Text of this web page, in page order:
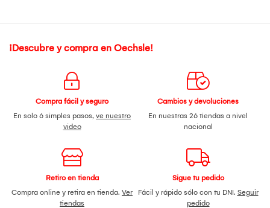
¡Descubre y compra en Oechsle!
Compra fácil y seguro
En solo 6 simples pasos, ve nuestro
video
Cambios y devoluciones
En nuestras 26 tiendas a nivel
nacional
Retiro en tienda
Compra online y retira en tienda. Ver
tiendas
Sigue tu pedido
Fácil y rápido sólo con tu DNI. Seguir
pedido